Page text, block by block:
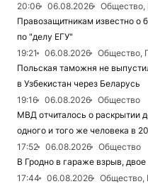
20:06
06.08.2026
Общество,
Правозащитникам известно о
по "делу ЕГУ"
19:21
06.08.2026
Общество,
Польская таможня не
в Узбекистан через Беларусь
19:16
06.08.2026
Общество
МВД отчиталось о раскрытии
одного и того же человека в
17:52
06.08.2026
Общество
В Гродно в гараже взрыв,
17:44
06.08.2026
Общество,